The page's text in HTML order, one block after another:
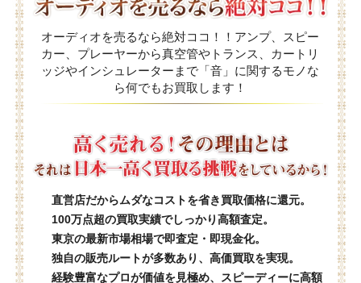
オーディオを売るなら絶対ココ！！アンプ、スピー
カー、プレーヤーから真空管やトランス、カートリ
ッジやインシュレーターまで「音」に関するモノな
ら何でもお買取します！
直営店だからムダなコストを省き買取価格に還元。
100万点超の買取実績でしっかり高額査定。
東京の最新市場相場で即査定・即現金化。
独自の販売ルートが多数あり、高価買取を実現。
経験豊富なプロが価値を見極め、スピーディーに高額